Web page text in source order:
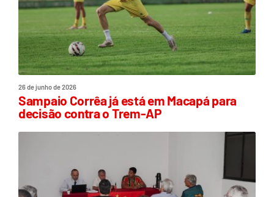
26 de junho de 2026
Sampaio Corrêa já está em Macapá para
decisão contra o Trem-AP